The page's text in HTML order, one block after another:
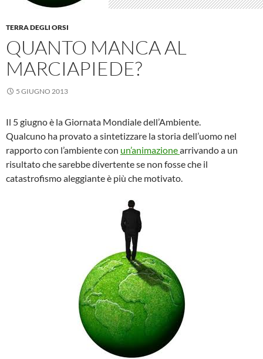
TERRA DEGLI ORSI
QUANTO MANCA AL
MARCIAPIEDE?
5 GIUGNO 2013
Il 5 giugno è la Giornata Mondiale dell’Ambiente.
Qualcuno ha provato a sintetizzare la storia dell’uomo nel
rapporto con l’ambiente con un’animazionearrivando a un
risultato che sarebbe divertente se non fosse che il
catastrofismo aleggiante è più che motivato.